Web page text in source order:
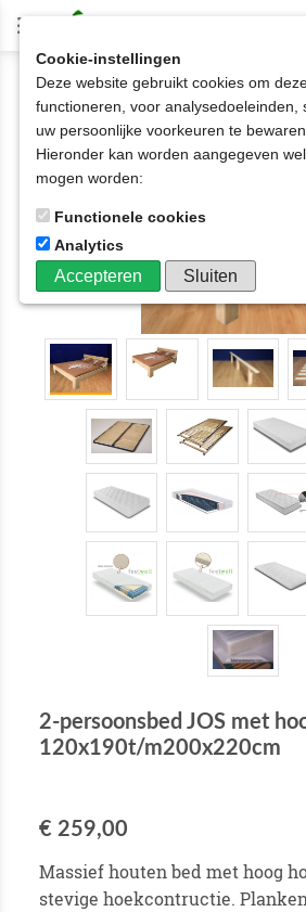
2-persoonsbed op matrasmaat
2-persoonsbed JOS met
120x190t/m200x220cm
2-persoonsbed JOS met
120x190t/m200x220cm
€ 259,00
Massief houten bed met hoog
stevige hoekcontructie.
Cookie-instellingen
Deze website gebruikt cookies om
functioneren, voor analysedoeleinden,
uw persoonlijke voorkeuren te bewaren.
Hieronder kan worden aangegeven
mogen worden:
Functionele cookies
Analytics
Accepteren Sluiten